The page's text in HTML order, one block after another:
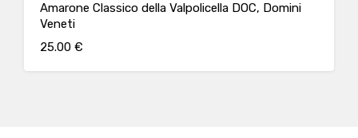
Amarone Classico della Valpolicella DOC, Domini
Veneti
25.00 €